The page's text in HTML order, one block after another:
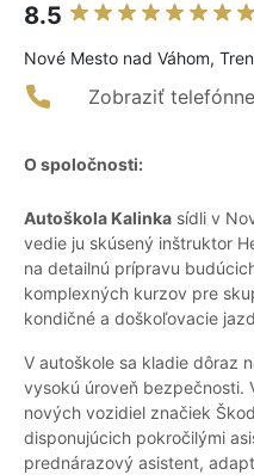
8.5
Nové Mesto nad Váhom,
Zobraziť
O spoločnosti:
Autoškola Kalinka sídli v
vedie ju skúsený inštruktor
na detailnú prípravu
komplexných kurzov pre
kondičné a doškoľovacie
V autoškole sa kladie dôraz
vysokú úroveň bezpečnosti.
nových vozidiel značiek
disponujúcich pokročilými
prednárazový asistent,